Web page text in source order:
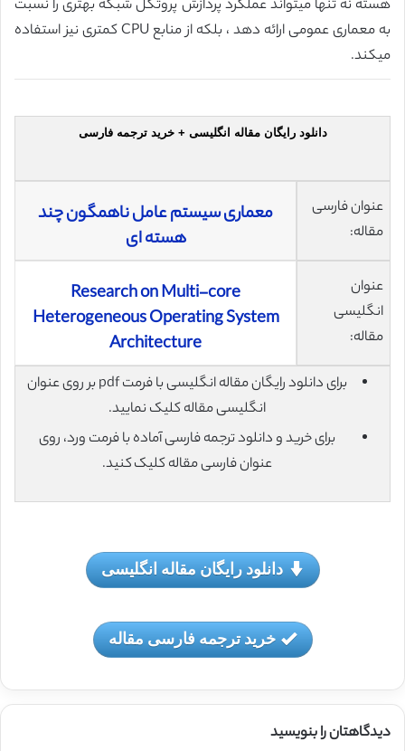
هسته نه تنها میتواند عملکرد پردازش پروتکل شبکه بهتری را نسبت
به معماری عمومی ارائه دهد ، بلکه از منابع CPU کمتری نیز استفاده
میکند.
دانلود رایگان مقاله انگلیسی + خرید ترجمه فارسی
عنوان فارسی
مقاله:
معماری سیستم عامل ناهمگون چند
هسته ای
عنوان
انگلیسی
مقاله:
Research on Multi-core
Heterogeneous Operating System
Architecture
برای دانلود رایگان مقاله انگلیسی با فرمت pdf بر روی عنوان
انگلیسی مقاله کلیک نمایید.
برای خرید و دانلود ترجمه فارسی آماده با فرمت ورد، روی
عنوان فارسی مقاله کلیک کنید.
دانلود رایگان مقاله انگلیسی
خرید ترجمه فارسی مقاله
دیدگاهتان را بنویسید